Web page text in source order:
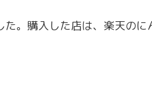
。購入した店は、楽天の